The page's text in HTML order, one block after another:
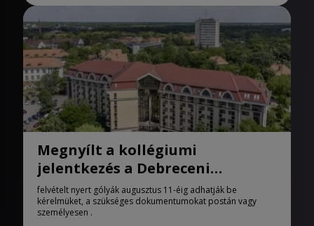
Megnyílt a kollégiumi
jelentkezés a Debreceni
Egyetemen
felvételt nyert gólyák augusztus 11-éig adhatják be
kérelmüket, a szükséges dokumentumokat postán vagy
személyesen .